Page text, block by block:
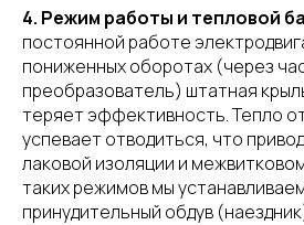
4. Режим работы и тепловой
постоянной работе
пониженных оборотах (через
преобразователь) штатная
теряет эффективность. Тепло
успевает отводиться, что
лаковой изоляции и
таких режимов мы
принудительный обдув